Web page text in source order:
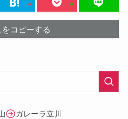
をコピーする
ガレーラ立川